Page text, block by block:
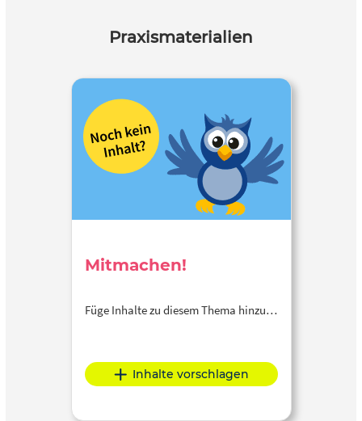
Praxismaterialien
Mitmachen!
Füge Inhalte zu diesem Thema hinzu…
Inhalte vorschlagen